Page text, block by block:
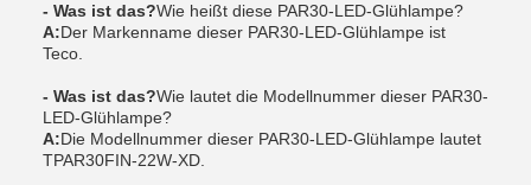
- Was ist das?Wie heißt diese PAR30-LED-Glühlampe?
A:Der Markenname dieser PAR30-LED-Glühlampe ist
Teco.
- Was ist das?Wie lautet die Modellnummer dieser PAR30-
LED-Glühlampe?
A:Die Modellnummer dieser PAR30-LED-Glühlampe lautet
TPAR30FIN-22W-XD.